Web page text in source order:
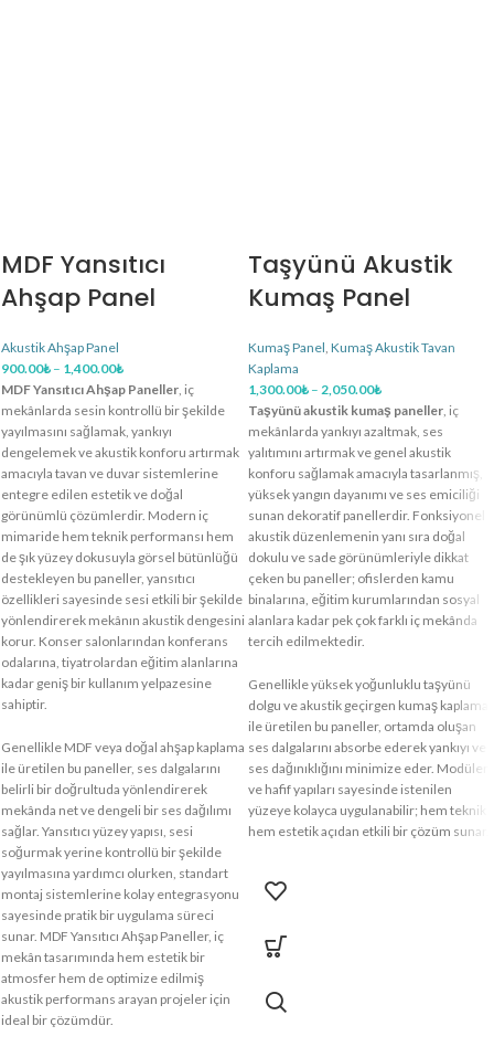
MDF Yansıtıcı
Ahşap Panel
Akustik Ahşap Panel
900.00₺ – 1,400.00₺
MDF Yansıtıcı Ahşap Paneller, iç
mekânlarda sesin kontrollü bir şekilde
yayılmasını sağlamak, yankıyı
dengelemek ve akustik konforu artırmak
amacıyla tavan ve duvar sistemlerine
entegre edilen estetik ve doğal
görünümlü çözümlerdir. Modern iç
mimaride hem teknik performansı hem
de şık yüzey dokusuyla görsel bütünlüğü
destekleyen bu paneller, yansıtıcı
özellikleri sayesinde sesi etkili bir şekilde
yönlendirerek mekânın akustik dengesini
korur. Konser salonlarından konferans
odalarına, tiyatrolardan eğitim alanlarına
kadar geniş bir kullanım yelpazesine
sahiptir.
Genellikle MDF veya doğal ahşap kaplama
ile üretilen bu paneller, ses dalgalarını
belirli bir doğrultuda yönlendirerek
mekânda net ve dengeli bir ses dağılımı
sağlar. Yansıtıcı yüzey yapısı, sesi
soğurmak yerine kontrollü bir şekilde
yayılmasına yardımcı olurken, standart
montaj sistemlerine kolay entegrasyonu
sayesinde pratik bir uygulama süreci
sunar. MDF Yansıtıcı Ahşap Paneller, iç
mekân tasarımında hem estetik bir
atmosfer hem de optimize edilmiş
akustik performans arayan projeler için
ideal bir çözümdür.
Taşyünü Akustik
Kumaş Panel
Kumaş Panel, Kumaş Akustik Tavan
Kaplama
1,300.00₺ – 2,050.00₺
Taşyünü akustik kumaş paneller, iç
mekânlarda yankıyı azaltmak, ses
yalıtımını artırmak ve genel akustik
konforu sağlamak amacıyla tasarlanmış,
yüksek yangın dayanımı ve ses emiciliği
sunan dekoratif panellerdir. Fonksiyonel
akustik düzenlemenin yanı sıra doğal
dokulu ve sade görünümleriyle dikkat
çeken bu paneller; ofislerden kamu
binalarına, eğitim kurumlarından sosyal
alanlara kadar pek çok farklı iç mekânda
tercih edilmektedir.
Genellikle yüksek yoğunluklu taşyünü
dolgu ve akustik geçirgen kumaş kaplama
ile üretilen bu paneller, ortamda oluşan
ses dalgalarını absorbe ederek yankıyı ve
ses dağınıklığını minimize eder. Modüler
ve hafif yapıları sayesinde istenilen
yüzeye kolayca uygulanabilir; hem teknik
hem estetik açıdan etkili bir çözüm sunar.